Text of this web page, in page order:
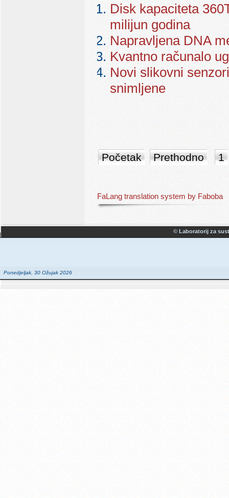
Disk kapaciteta
milijun godina
Napravljena DNA
Kvantno računalo
Novi slikovni
snimljene
Početak Prethodno 1
FaLang translation system by Faboba
© Laboratorij za
Ponedjeljak, 30 Ožujak 2026